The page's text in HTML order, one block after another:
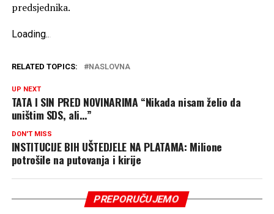
predsjednika.
Loading...
RELATED TOPICS: NASLOVNA
UP NEXT
TATA I SIN PRED NOVINARIMA “Nikada nisam želio da
uništim SDS, ali…”
DON'T MISS
INSTITUCIJE BIH UŠTEDJELE NA PLATAMA: Milione
potrošile na putovanja i kirije
PREPORUČUJEMO